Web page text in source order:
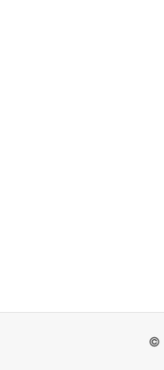
©